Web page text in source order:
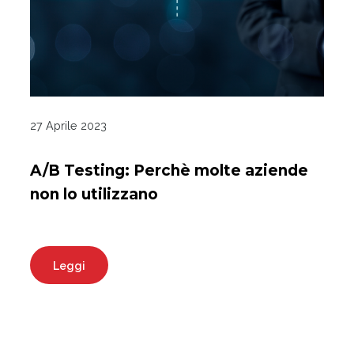
27 Aprile 2023
A/B Testing: Perchè molte aziende
non lo utilizzano
Leggi